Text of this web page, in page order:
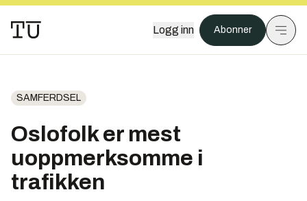
Logg inn Abonner
SAMFERDSEL
Oslofolk er mest
uoppmerksomme i
trafikken